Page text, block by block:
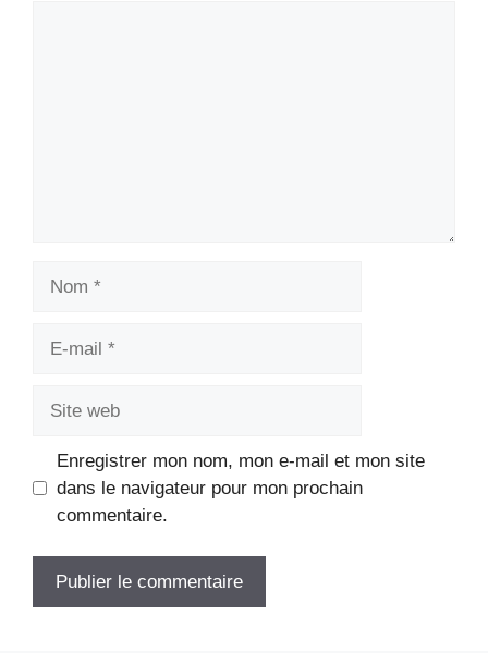
Enregistrer mon nom, mon e-mail et mon site
dans le navigateur pour mon prochain
commentaire.